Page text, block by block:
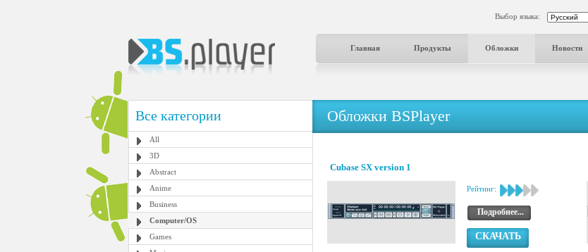
Выбор языка:
Главная Продукты Обложки Новости
Все категории
All
3D
Abstract
Anime
Business
Computer/OS
Games
Обложки BSPlayer
Cubase SX version 1
Рейтинг:
Подробнее...
СКАЧАТЬ